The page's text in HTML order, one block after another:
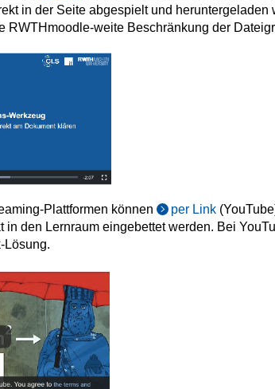
in der Seite abgespielt und heruntergeladen
RWTHmoodle-weite Beschränkung der
Plattformen können per Link
in den Lernraum eingebettet werden. Bei
Lösung.